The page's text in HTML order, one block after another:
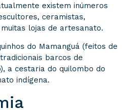
existem inúmeros
ceramistas,
lojas de artesanato.
do Mamanguá (feitos de
barcos de
a cestaria do quilombo do
indígena.